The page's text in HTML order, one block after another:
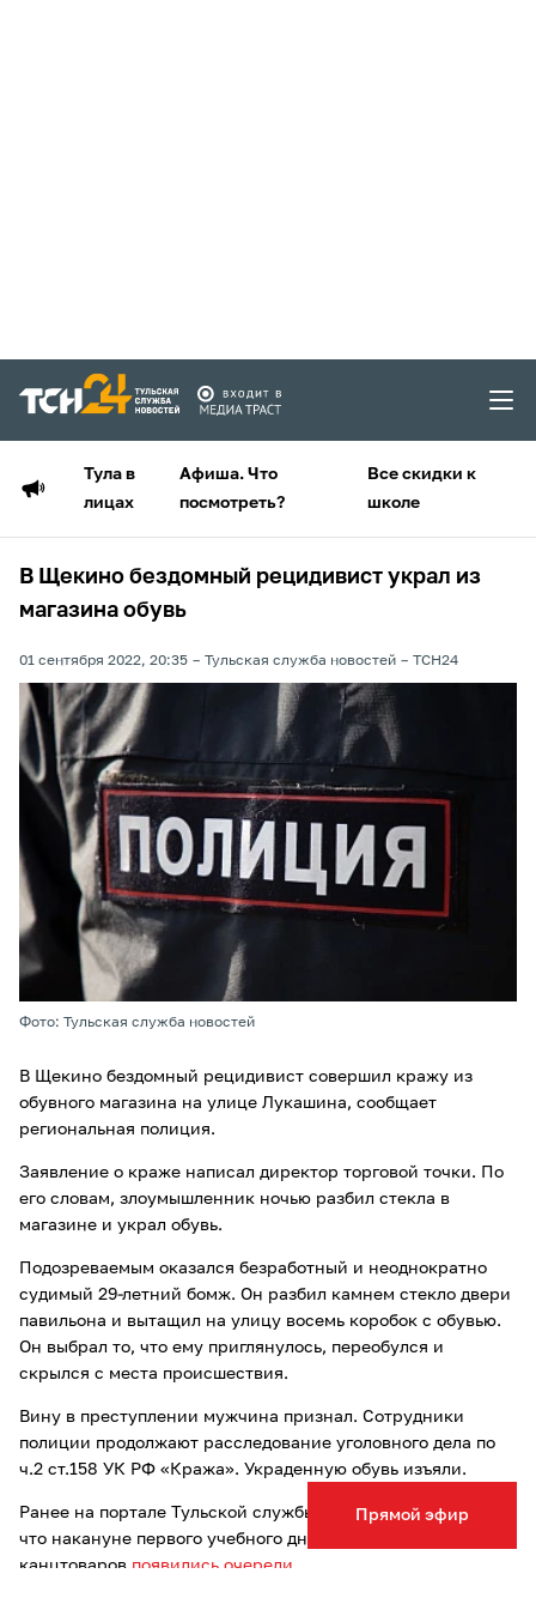
Тула в
лицах
Афиша. Что
посмотреть?
Все скидки к
школе
Прямой эфир
В Щекино бездомный рецидивист украл из
магазина обувь
01 сентября 2022, 20:35 Тульская служба новостей ТСН24
Фото: Тульская служба новостей
В Щекино бездомный рецидивист совершил кражу из
обувного магазина на улице Лукашина, сообщает
региональная полиция.
Заявление о краже написал директор торговой точки. По
его словам, злоумышленник ночью разбил стекла в
магазине и украл обувь.
Подозреваемым оказался безработный и неоднократно
судимый 29-летний бомж. Он разбил камнем стекло двери
павильона и вытащил на улицу восемь коробок с обувью.
Он выбрал то, что ему приглянулось, переобулся и
скрылся с места происшествия.
Вину в преступлении мужчина признал. Сотрудники
полиции продолжают расследование уголовного дела по
ч.2 ст.158 УК РФ «Кража». Украденную обувь изъяли.
Ранее на портале Тульской службы новостей сообщалось,
что накануне первого учебного дня в тульских магазинах
канцтоваров появились очереди